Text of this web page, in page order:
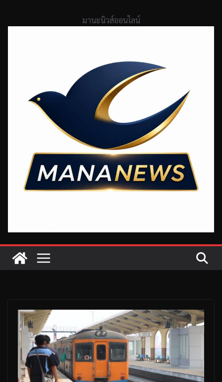
มานะนิวส์ออนไลน์